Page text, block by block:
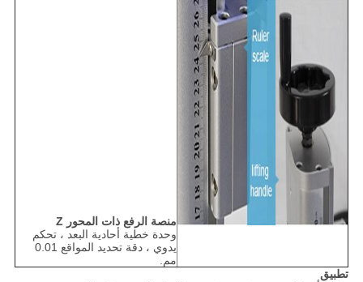
منصة الرفع ذات المحور Z
وحدة خطية أحادية البعد ، تحكم
يدوي ، دقة تحديد المواقع 0.01
مم.
تطبيق